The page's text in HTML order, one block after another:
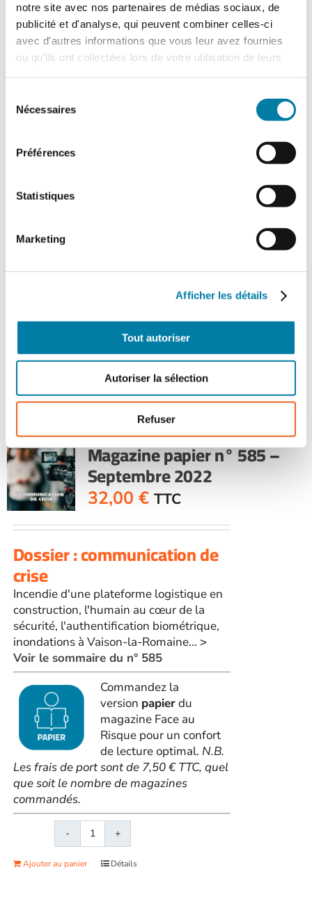
notre site avec nos partenaires de médias sociaux, de
publicité et d'analyse, qui peuvent combiner celles-ci
avec d'autres informations que vous leur avez fournies
ou qu'ils ont collectées lors de votre utilisation de leurs
Nécessaires
Préférences
Statistiques
Marketing
Afficher les détails
Tout autoriser
Autoriser la sélection
Refuser
Dossier : reconnaissance
faciale
Le Barpi a 30 ans, les dispositifs
antichute, bonnes pratiques chez
de l'Ocean Liberty à Brest, incendie du
quantité
Face
papier
584
-
Juillet-
août
2022
Face au Risque
Magazine papier n° 585 –
Septembre 2022
32,00 € TTC
Dossier : communication de
crise
Incendie d'une plateforme logistique en
construction, l'humain au cœur de la
sécurité, l'authentification biométrique,
inondations à Vaison-la-Romaine... >
Voir le sommaire du n° 585
Commandez la
version papierdu
magazine Face au
Risque pour un confort
de lecture optimal. N.B.
Les frais de port sont de 7,50 € TTC, quel
que soit le nombre de magazines
commandés.
quantité
de
Face
Ajouter au panier Détails